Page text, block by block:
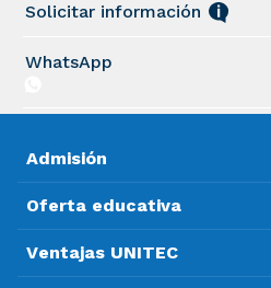
Solicitar información
WhatsApp
Admisión
Oferta educativa
Ventajas UNITEC